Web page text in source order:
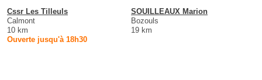
Cssr Les Tilleuls
Calmont
10 km
Ouverte jusqu'à 18h30
SOUILLEAUX Marion
Bozouls
19 km